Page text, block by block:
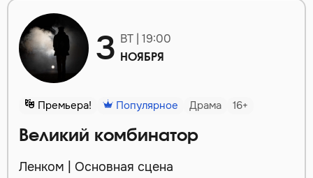
3 ВТ | 19:00
НОЯБРЯ
Премьера! Популярное Драма 16+
Великий комбинатор
Ленком | Основная сцена